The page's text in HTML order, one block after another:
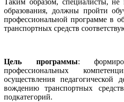
Таким образом, специалисты,
образования, должны пройти
профессиональной программе в
транспортных средств
Цель программы:
профессиональных
осуществления педагогической
вождению транспортных
подкатегорий.